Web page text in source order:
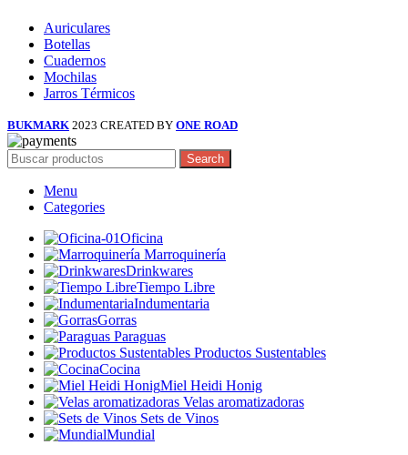
Auriculares
Botellas
Cuadernos
Mochilas
Jarros Térmicos
BUKMARK 2023 CREATED BY ONE ROAD
Search
Menu
Categories
Oficina
Marroquinería
Drinkwares
Tiempo Libre
Indumentaria
Gorras
Paraguas
Productos Sustentables
Cocina
Miel Heidi Honig
Velas aromatizadoras
Sets de Vinos
Mundial